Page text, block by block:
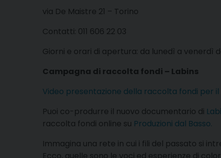
via De Maistre 21 – Torino
Contatti: 011 606 22 03
Giorni e orari di apertura: da lunedì a venerdì
Campagna di raccolta fondi – Labins
Video presentazione della raccolta fondi per il
Puoi co-produrre il nuovo documentario di
raccolta fondi online su Produzioni dal Basso.
Immagina una rete in cui i fili del passato si